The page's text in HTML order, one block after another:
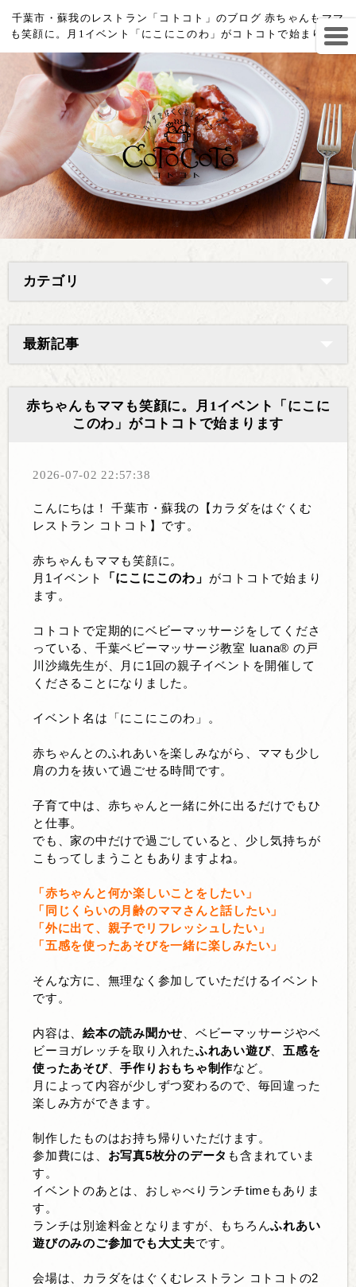
千葉市・蘇我のレストラン「コトコト」のブログ 赤ちゃんもママ
も笑顔に。月1イベント「にこにこのわ」がコトコトで始まります
カテゴリ
最新記事
赤ちゃんもママも笑顔に。月1イベント「にこに
このわ」がコトコトで始まります
2026-07-02 22:57:38
こんにちは！ 千葉市・蘇我の【カラダをはぐくむ
レストラン コトコト】です。
赤ちゃんもママも笑顔に。
月1イベント
「にこにこのわ」
がコトコトで始まり
ます。
コトコトで定期的にベビーマッサージをしてくださ
っている、千葉ベビーマッサージ教室 luana® の戸
川沙織先生が、月に1回の親子イベントを開催して
くださることになりました。
イベント名は「にこにこのわ」。
赤ちゃんとのふれあいを楽しみながら、ママも少し
肩の力を抜いて過ごせる時間です。
子育て中は、赤ちゃんと一緒に外に出るだけでもひ
と仕事。
でも、家の中だけで過ごしていると、少し気持ちが
こもってしまうこともありますよね。
「赤ちゃんと何か楽しいことをしたい」
「同じくらいの月齢のママさんと話したい」
「外に出て、親子でリフレッシュしたい」
「五感を使ったあそびを一緒に楽しみたい」
そんな方に、無理なく参加していただけるイベント
です。
内容は、絵本の読み聞かせ 、ベビーマッサージやベ
ビーヨガレッチを取り入れたふれあい遊び、五感を
使ったあそび、手作りおもちゃ制作など。
月によって内容が少しずつ変わるので、毎回違った
楽しみ方ができます。
制作したものはお持ち帰りいただけます。
参加費には、 お写真5枚分のデータ も含まれていま
す。
イベントのあとは、おしゃべりランチtimeもありま
す。
ランチは別途料金となりますが、もちろんふれあい
遊びのみのご参加でも大丈夫です。
会場は、カラダをはぐくむレストラン コトコトの2